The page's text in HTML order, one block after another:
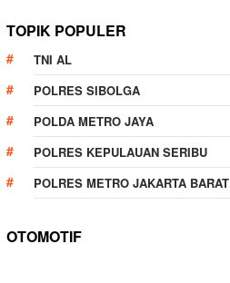
TOPIK POPULER
TNI AL
POLRES SIBOLGA
POLDA METRO JAYA
POLRES KEPULAUAN SERIBU
POLRES METRO JAKARTA BARAT
OTOMOTIF